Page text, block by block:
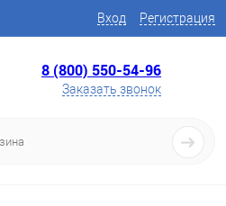
Вход Регистрация
8 (800) 550-54-96
Заказать звонок